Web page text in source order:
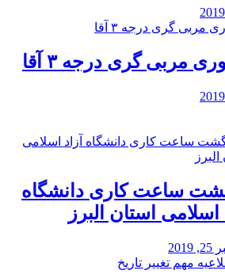
مربی گری درجه ۳ آقا
ساعت کاری دانشگاه
اسلامی استان البرز